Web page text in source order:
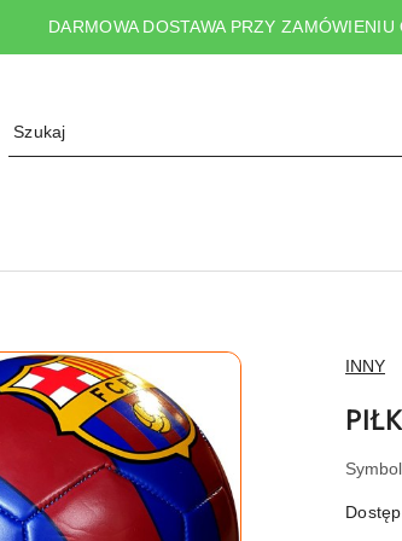
DARMOWA DOSTAWA PRZY ZAMÓWIENIU
NAZWA
INNY